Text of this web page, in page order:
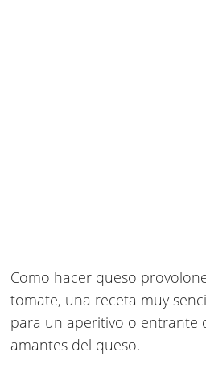
Como hacer queso
tomate, una receta muy
para un aperitivo o entrante
amantes del queso.